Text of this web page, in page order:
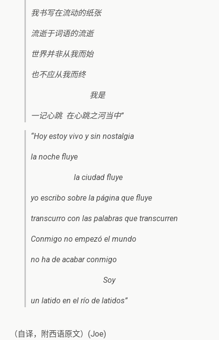
我书写在流动的纸张
流逝于词语的流逝
世界并非从我而始
也不应从我而终
我是
一记心跳 在心跳之河当中”
“Hoy estoy vivo y sin nostalgia
la noche fluye
la ciudad fluye
yo escribo sobre la página que fluye
transcurro con las palabras que transcurren
Conmigo no empezó el mundo
no ha de acabar conmigo
Soy
un latido en el río de latidos”
（自译，附西语原文）(Joe)